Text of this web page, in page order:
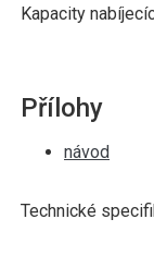
Kapacity
Přílohy
návod
Technické